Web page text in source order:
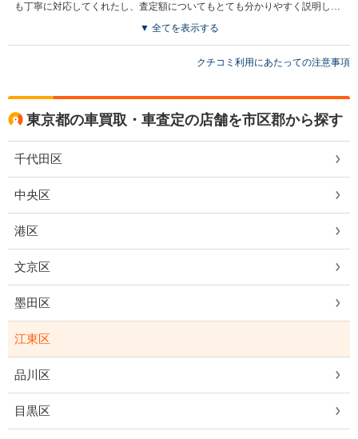
も丁寧に対応してくれたし、査定額についてもとても分かりやすく説明して
▼ 全てを表示する
クチコミ利用にあたっての注意事項
東京都の車買取・車査定の店舗を市区郡から探す
千代田区
中央区
港区
文京区
墨田区
江東区
品川区
目黒区